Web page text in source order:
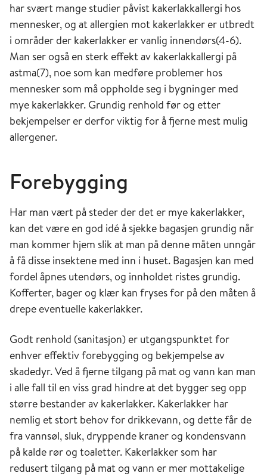
har svært mange studier påvist kakerlakkallergi hos
mennesker, og at allergien mot kakerlakker er utbredt
i områder der kakerlakker er vanlig innendørs(4-6).
Man ser også en sterk effekt av kakerlakkallergi på
astma(7), noe som kan medføre problemer hos
mennesker som må oppholde seg i bygninger med
mye kakerlakker. Grundig renhold før og etter
bekjempelser er derfor viktig for å fjerne mest mulig
allergener.
Forebygging
Har man vært på steder der det er mye kakerlakker,
kan det være en god idé å sjekke bagasjen grundig når
man kommer hjem slik at man på denne måten unngår
å få disse insektene med inn i huset. Bagasjen kan med
fordel åpnes utendørs, og innholdet ristes grundig.
Kofferter, bager og klær kan fryses for på den måten å
drepe eventuelle kakerlakker.
Godt renhold (sanitasjon) er utgangspunktet for
enhver effektiv forebygging og bekjempelse av
skadedyr. Ved å fjerne tilgang på mat og vann kan man
i alle fall til en viss grad hindre at det bygger seg opp
større bestander av kakerlakker. Kakerlakker har
nemlig et stort behov for drikkevann, og dette får de
fra vannsøl, sluk, dryppende kraner og kondensvann
på kalde rør og toaletter. Kakerlakker som har
redusert tilgang på mat og vann er mer mottakelige